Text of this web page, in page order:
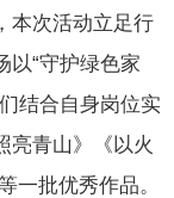
本次活动立足行
以“守护绿色家
结合自身岗位实
亮青山》《以火
一批优秀作品。